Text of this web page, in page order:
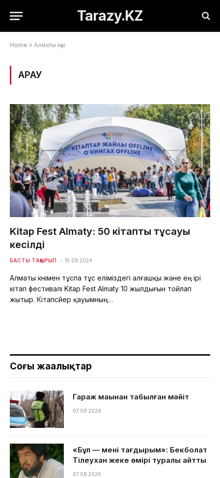
Tarazy.KZ
Home » Алматы күні
ҚАРАУ
Kitap Fest Almaty: 50 кітаптың тұсауы
кесілді
БАСТЫ ТАҚЫРЫП 15.09.2024
Алматы күнімен тұспа тұс еліміздегі алғашқы және ең ірі
кітап фестивалі Kitap Fest Almaty 10 жылдығын тойлап
жытыр. Кітапсүйер қауымның…
Соңғы жаңалықтар
Гараж маңынан табылған мәйіт
07.08.2026
«Бұл — менің тағдырым»: Бекболат
Тілеухан жеке өмірі туралы айтты
07.08.2026